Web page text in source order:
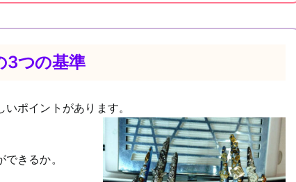
3つの基準
ポイントがあります。
できるか。